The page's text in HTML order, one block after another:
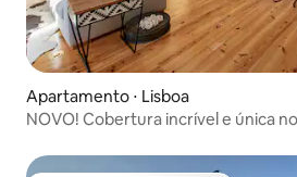
Apartamento ⋅ Lisboa
NOVO! Cobertura incrível e única